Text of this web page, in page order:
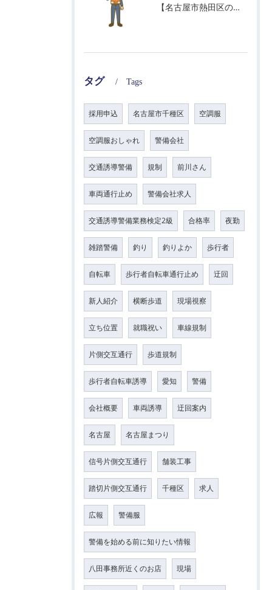
【名古屋市熱田区の警備会社】GWの面接状況について！
タグ Tags
採用申込 名古屋市千種区 空調服
空調服おしゃれ 警備会社
交通誘導警備 規制 前川さん
車両通行止め 警備会社求人
交通誘導警備業務検定2級 合格率 夜勤
雑踏警備 釣り 釣りよか 歩行者
自転車 歩行者自転車通行止め 迂回
新人紹介 横断歩道 現場視察
立ち位置 就職祝い 車線規制
片側交互通行 歩道規制
歩行者自転車誘導 愛知 警備
会社概要 車両誘導 迂回案内
名古屋 名古屋まつり
信号片側交互通行 舗装工事
踏切片側交互通行 千種区 求人
広報 警備服
警備を始める前に知りたい情報
八田事務所近くのお店 現場